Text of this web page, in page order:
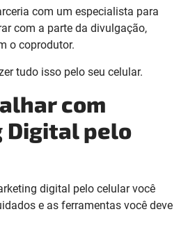
com um especialista para
com a parte da divulgação,
o coprodutor.
tudo isso pelo seu celular.
com
Digital pelo
digital pelo celular você
e as ferramentas você deve